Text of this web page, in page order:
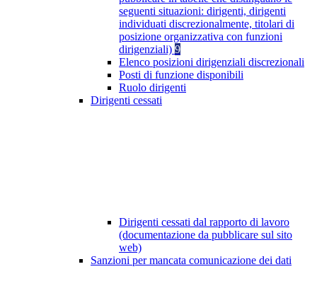
seguenti situazioni: dirigenti, dirigenti
individuati discrezionalmente, titolari di
posizione organizzativa con funzioni
dirigenziali) 9
Elenco posizioni dirigenziali discrezionali
Posti di funzione disponibili
Ruolo dirigenti
Dirigenti cessati
Dirigenti cessati dal rapporto di lavoro
(documentazione da pubblicare sul sito
web)
Sanzioni per mancata comunicazione dei dati